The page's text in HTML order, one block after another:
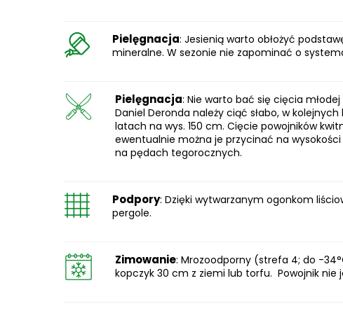
Pielęgnacja: Jesienią warto obłożyć
mineralne. W sezonie nie zapominać o
Pielęgnacja: Nie warto bać się cięcia
Daniel Deronda należy ciąć słabo, w
latach na wys. 150 cm. Cięcie powojników
ewentualnie można je przycinać na
na pędach tegorocznych.
Podpory: Dzięki wytwarzanym ogonkom
pergole.
Zimowanie: Mrozoodporny (strefa 4; do -
kopczyk 30 cm z ziemi lub torfu. Powojnik